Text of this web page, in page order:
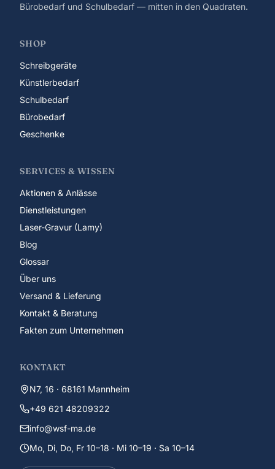
Bürobedarf und Schulbedarf — mitten in den Quadraten.
SHOP
Schreibgeräte
Künstlerbedarf
Schulbedarf
Bürobedarf
Geschenke
SERVICES & WISSEN
Aktionen & Anlässe
Dienstleistungen
Laser-Gravur (Lamy)
Blog
Glossar
Über uns
Versand & Lieferung
Kontakt & Beratung
Fakten zum Unternehmen
KONTAKT
N7, 16 · 68161 Mannheim
+49 621 48209322
info@wsf-ma.de
Mo, Di, Do, Fr 10–18 · Mi 10–19 · Sa 10–14